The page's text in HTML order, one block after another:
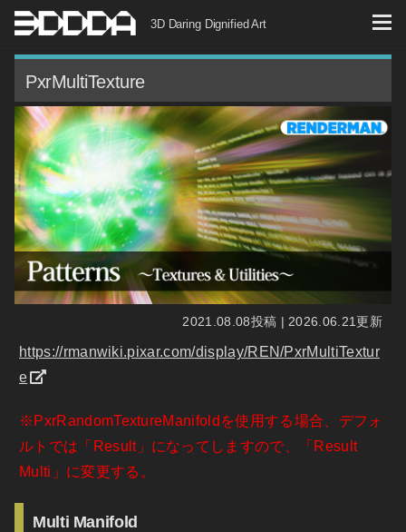
3D Daring Dignified Art
PxrMultiTexture
2021.08.08投稿 | 2026.06.21更新
https://rmanwiki.pixar.com/display/REN/PxrMultiTextur
e
※PxrRandomTextureManifoldを使用する場合、デフォ
ルトでは「Result」になってしますので、「Result
Multi」に変更する。
Multi Manifold